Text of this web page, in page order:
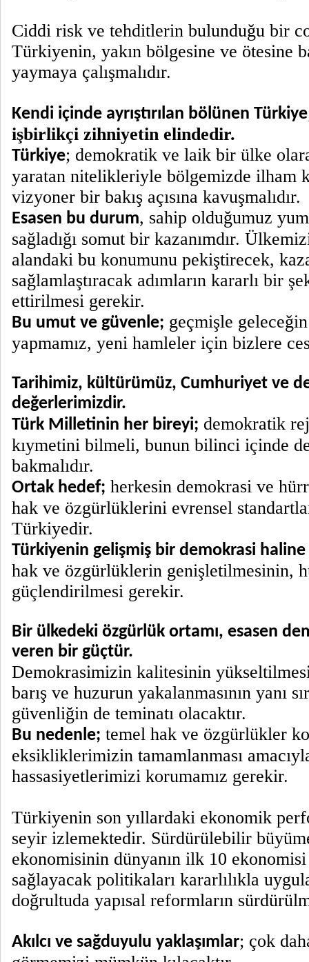
Ciddi risk ve tehditlerin bulunduğu bir
Türkiyenin, yakın bölgesine ve ötesine
yaymaya çalışmalıdır.
Kendi içinde ayrıştırılan bölünen Türkiye
işbirlikçi zihniyetin elindedir.
Türkiye; demokratik ve laik bir ülke
yaratan nitelikleriyle bölgemizde ilham
vizyoner bir bakış açısına kavuşmalıdır.
Esasen bu durum, sahip olduğumuz
sağladığı somut bir kazanımdır.
alandaki bu konumunu pekiştirecek,
sağlamlaştıracak adımların kararlı bir
ettirilmesi gerekir.
Bu umut ve güvenle; geçmişle
yapmamız, yeni hamleler için bizlere
Tarihimiz, kültürümüz, Cumhuriyet ve
değerlerimizdir.
Türk Milletinin her bireyi; demokratik
kıymetini bilmeli, bunun bilinci içinde
bakmalıdır.
Ortak hedef; herkesin demokrasi ve
hak ve özgürlüklerini evrensel
Türkiyedir.
Türkiyenin gelişmiş bir demokrasi
hak ve özgürlüklerin genişletilmesinin,
güçlendirilmesi gerekir.
Bir ülkedeki özgürlük ortamı, esasen
veren bir güçtür.
Demokrasimizin kalitesinin
barış ve huzurun yakalanmasının yanı
güvenliğin de teminatı olacaktır.
Bu nedenle; temel hak ve özgürlükler
eksikliklerimizin tamamlanması
hassasiyetlerimizi korumamız gerekir.
Türkiyenin son yıllardaki ekonomik
seyir izlemektedir. Sürdürülebilir
ekonomisinin dünyanın ilk 10 ekonomisi
sağlayacak politikaları kararlılıkla
doğrultuda yapısal reformların
Akılcı ve sağduyulu yaklaşımlar; çok